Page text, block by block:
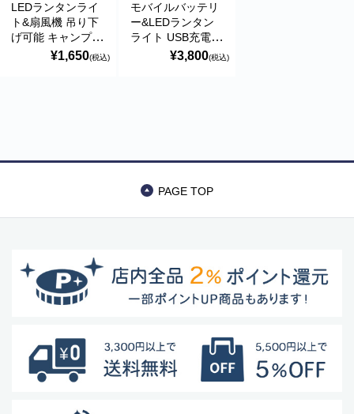
LEDランタンライ
ト&扇風機 吊り下
げ可能 キャンプ
アウトドア 防災用
¥1,650(税込)
モバイルバッテリ
ー&LEDランタン
ライト USB充電
蓄電池 LEDライト
¥3,800(税込)
日用品・雑貨
コンテナキャリー
健康・フィットネス
防災用品・保存食品
ガーデニング
PAGE TOP